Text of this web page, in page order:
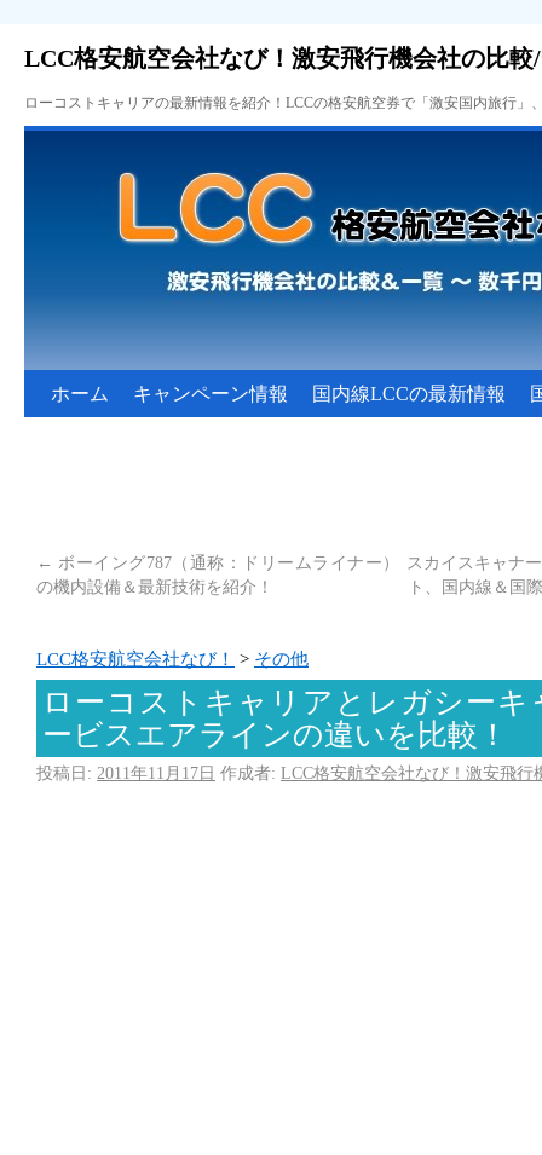
LCC格安航空会社なび！激安飛行機会社の比較
ローコストキャリアの最新情報を紹介！LCCの格安航空券で「激安国内旅行
ホーム キャンペーン情報 国内線LCCの最新情報
← ボーイング787（通称：ドリームライナー）
の機内設備＆最新技術を紹介！
スカイスキャナ
ト、国内線＆国
LCC格安航空会社なび！ > その他
ローコストキャリアとレガシーキ
ービスエアラインの違いを比較！
投稿日: 2011年11月17日 作成者: LCC格安航空会社なび！激安飛行